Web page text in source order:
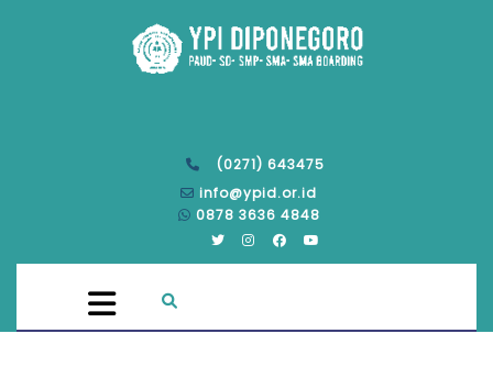
(0271) 643475
info@ypid.or.id
0878 3636 4848